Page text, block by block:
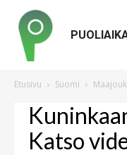
Etusivu Suomi
Katso